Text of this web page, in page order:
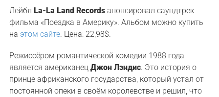
ЛейблLa-La Land Records анонсировал саундтрек
фильма «Поездка в Америку». Альбом можно купить
на этом сайте. Цена: 22,98$.
Режиссёром романтической комедии 1988 года
является американецДжон Лэндис. Это история о
принце африканского государства, который устал от
постоянной опеки в своём королевстве и решил, что